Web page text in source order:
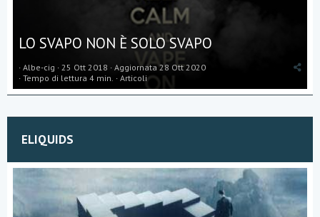
LO SVAPO NON È SOLO SVAPO
Albe-cig 25 Ott 2018 Aggiornata28 Ott 2020
Tempo di lettura 4 min.
Articoli
ELIQUIDS